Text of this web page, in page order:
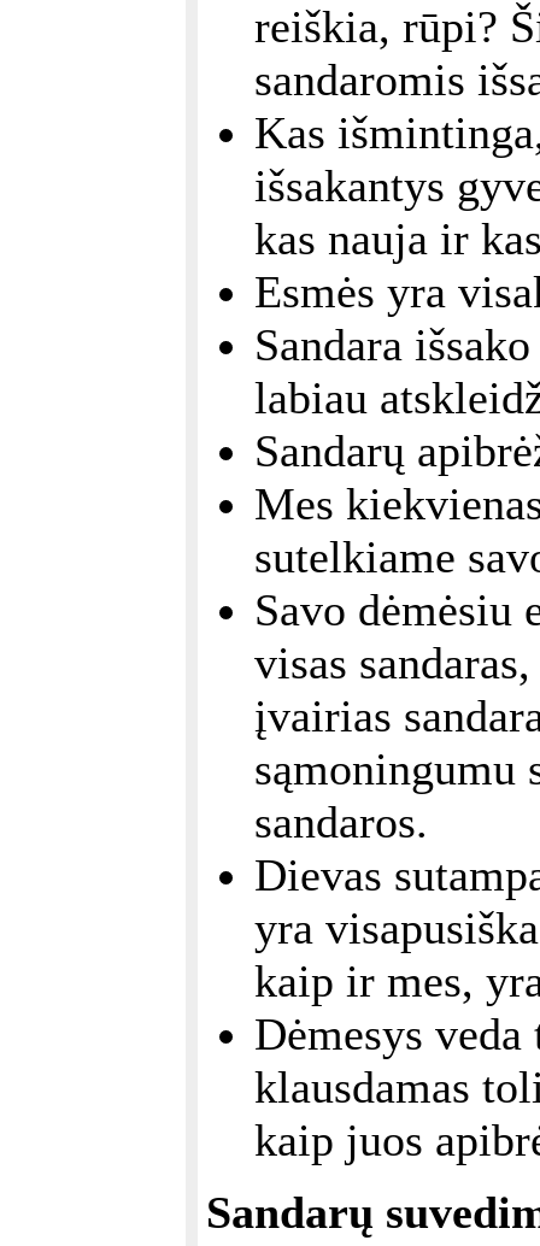
reiškia, rūpi?
sandaromis
Kas
išsakantys
kas nauja ir
Esmės yra
Sandara
labiau
Sandarų
Mes
sutelkiame
Savo dėmėsiu
visas
įvairias
sąmoningumu
sandaros.
Dievas
yra
kaip ir mes,
Dėmesys
klausdamas
kaip juos
Sandarų